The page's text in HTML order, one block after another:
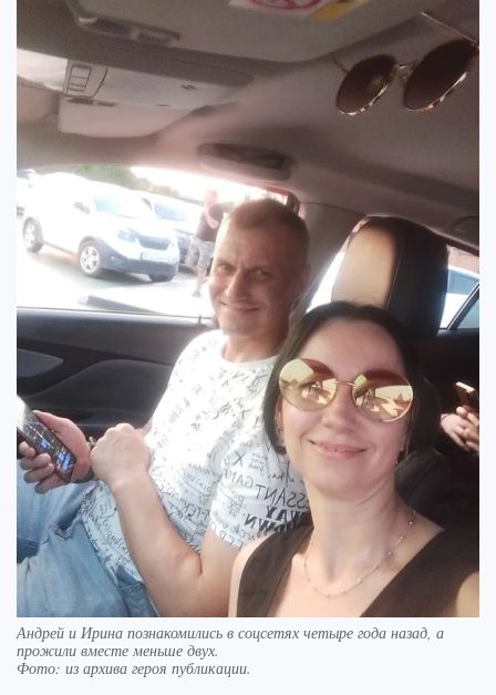
Андрей и Ирина познакомились в соцсетях четыре года назад, а
прожили вместе меньше двух.
Фото: из архива героя публикации.